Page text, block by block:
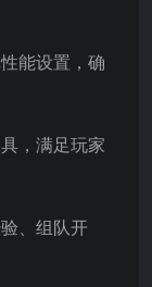
能设置，确
，满足玩家
、组队开